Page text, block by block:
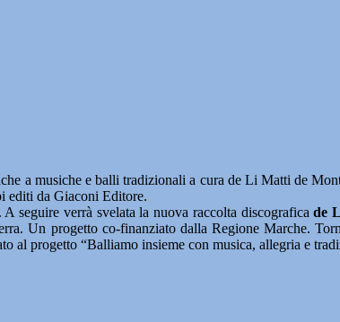
a musiche e balli tradizionali a cura de Li Matti de
editi da Giaconi Editore.
A seguire verrà svelata la nuova raccolta discograficade
Un progetto co-finanziato dalla Regione Marche.
al progetto “Balliamo insieme con musica, allegria e